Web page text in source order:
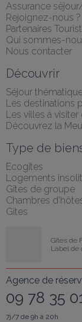
Assurance
Rejoignez-nous ?
Partenaires
Qui sommes-
Nous contacter
Découvrir
Séjour
Les destinations
Les villes à visiter
Découvrez la
Type de
Ecogîtes
Logements
Gîtes de groupe
Chambres
Gîtes
Gîtes de
Label de
Agence de
09 78 35
7j/7 de 9h à 20h